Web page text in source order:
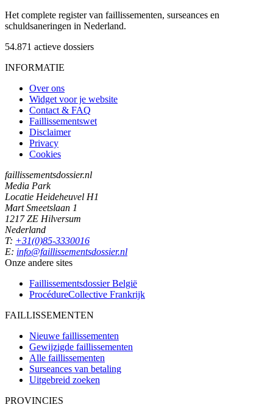
Het complete register van faillissementen, surseances en
schuldsaneringen in Nederland.
54.871 actieve dossiers
INFORMATIE
Over ons
Widget voor je website
Contact & FAQ
Faillissementswet
Disclaimer
Privacy
Cookies
faillissementsdossier.nl
Media Park
Locatie Heideheuvel H1
Mart Smeetslaan 1
1217 ZE Hilversum
Nederland
T: +31(0)85-3330016
E: info@faillissementsdossier.nl
Onze andere sites
Faillissementsdossier België
ProcédureCollective Frankrijk
FAILLISSEMENTEN
Nieuwe faillissementen
Gewijzigde faillissementen
Alle faillissementen
Surseances van betaling
Uitgebreid zoeken
PROVINCIES